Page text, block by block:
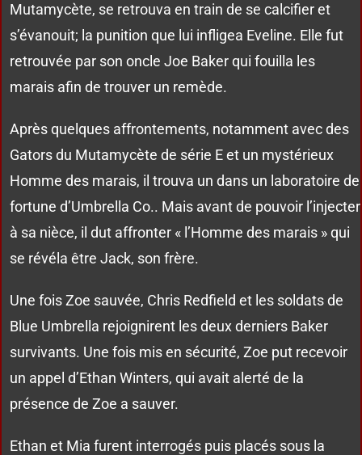
Mutamycète, se retrouva en train de se calcifier et
s’évanouit; la punition que lui infligea Eveline. Elle fut
retrouvée par son oncle Joe Baker qui fouilla les
marais afin de trouver un remède.
Après quelques affrontements, notamment avec des
Gators du Mutamycète de série E et un mystérieux
Homme des marais, il trouva un dans un laboratoire de
fortune d’Umbrella Co.. Mais avant de pouvoir l’injecter
à sa nièce, il dut affronter « l’Homme des marais » qui
se révéla être Jack, son frère.
Une fois Zoe sauvée, Chris Redfield et les soldats de
Blue Umbrella rejoignirent les deux derniers Baker
survivants. Une fois mis en sécurité, Zoe put recevoir
un appel d’Ethan Winters, qui avait alerté de la
présence de Zoe a sauver.
Ethan et Mia furent interrogés puis placés sous la